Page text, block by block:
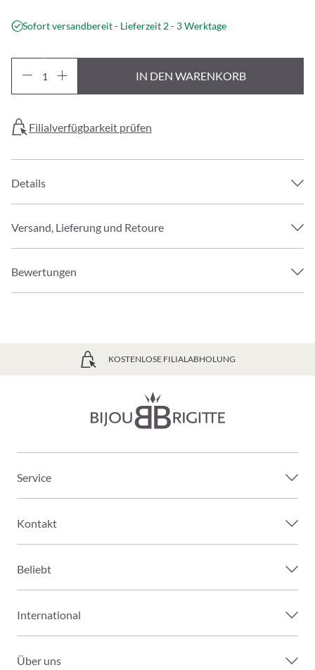
Sofort versandbereit - Lieferzeit 2 - 3 Werktage
IN DEN WARENKORB
Filialverfügbarkeit prüfen
Details
Versand, Lieferung und Retoure
Bewertungen
GRATIS VERSAND AB 49€
Service
Kontakt
Beliebt
International
Über uns